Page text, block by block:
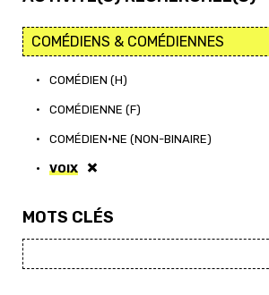
• COMÉDIEN (H)
• COMÉDIENNE (F)
• COMÉDIEN·NE (NON-BINAIRE)
• VOIX
MOTS CLÉS